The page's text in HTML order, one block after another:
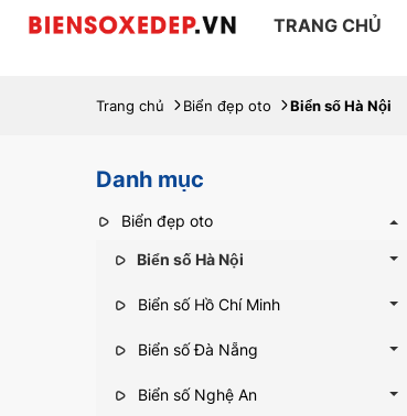
TRANG CHỦ
Trang chủ Biển đẹp oto Biển số Hà Nội
Danh mục
Biển đẹp oto
Biển số Hà Nội
Biển số Hồ Chí Minh
Biển số Đà Nẵng
Biển số Nghệ An